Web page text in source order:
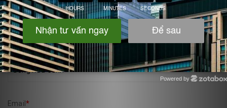
VIẾT BÌNH LUẬN CỦA BẠN:
Họ và tên*
Email *
Powered by